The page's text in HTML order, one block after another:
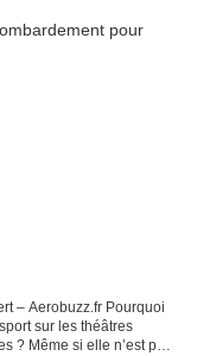
– Aerobuzz.fr Pourquoi
sur les théâtres
? Même si elle n’est pas